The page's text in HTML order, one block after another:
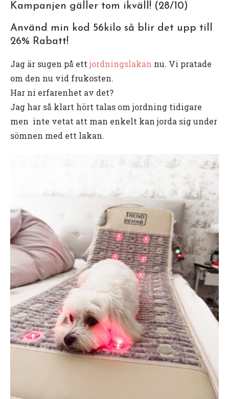
Kampanjen gäller tom ikväll! (28/10)
Använd min kod 56kilo så blir det upp till
26% Rabatt!
Jag är sugen på ettjordningslakan nu. Vi pratade
om den nu vid frukosten.
Har ni erfarenhet av det?
Jag har så klart hört talas om jordning tidigare
men inte vetat att man enkelt kan jorda sig under
sömnen med ett lakan.